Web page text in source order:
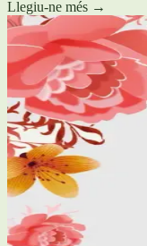
Llegiu-ne més →